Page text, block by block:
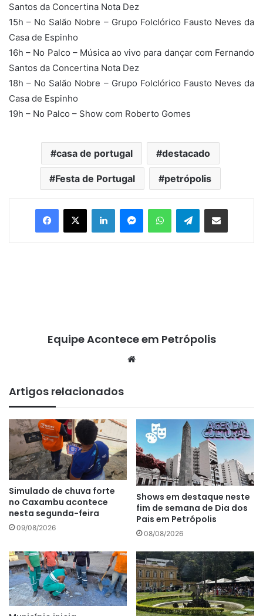
Santos da Concertina Nota Dez
15h – No Salão Nobre – Grupo Folclórico Fausto Neves da
Casa de Espinho
16h – No Palco – Música ao vivo para dançar com Fernando
Santos da Concertina Nota Dez
18h – No Salão Nobre – Grupo Folclórico Fausto Neves da
Casa de Espinho
19h – No Palco – Show com Roberto Gomes
casa de portugal destacado
Festa de Portugal petrópolis
Telegram
Equipe Acontece em Petrópolis
Artigos relacionados
Simulado de chuva forte
no Caxambu acontece
nesta segunda-feira
09/08/2026
Shows em destaque neste
fim de semana de Dia dos
Pais em Petrópolis
08/08/2026